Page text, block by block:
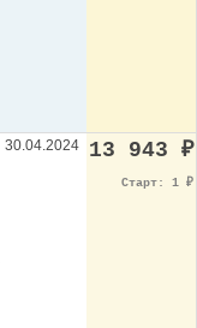
30.04.2024 13 943 ₽
Старт: 1 ₽